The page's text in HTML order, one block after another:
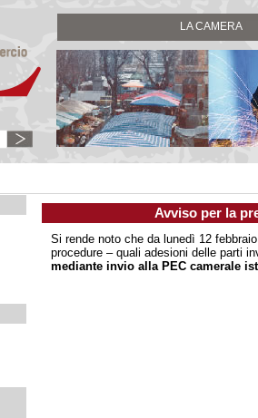
LA CAMERA
Avviso per la
Si rende noto che da lunedì 12
procedure – quali adesioni delle parti
mediante invio alla PEC camerale